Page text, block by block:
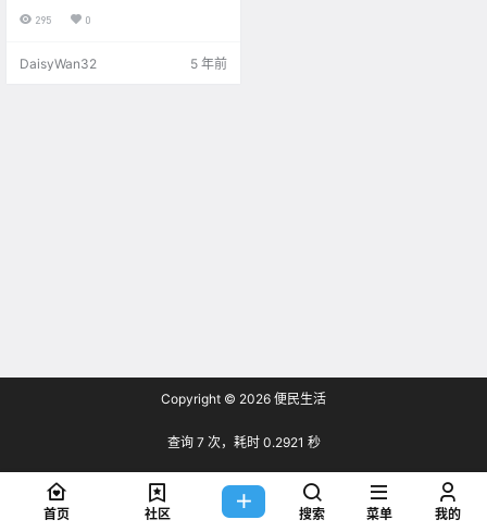
Neuralink脑机接口芯片发布会以
295 0
DaisyWan32 5 年前
Copyright © 2026 便民生活
查询 7 次，耗时 0.2921 秒
首页 社区 搜索 菜单 我的